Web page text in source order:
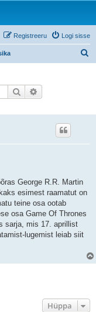
Logi sisse
Registreeru
Otsi
George R.R. Martin
esimest raamatut on
teine osa ootab
osa Game Of Thrones
sarja, mis 17. aprillist
lugemist leiab siit
Hüppa